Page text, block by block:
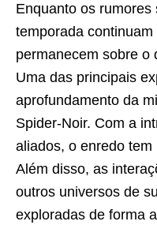
Enquanto os
temporada
permanecem sobre o
Uma das principais
aprofundamento da
Spider-Noir. Com a
aliados, o enredo
Além disso, as
outros universos de
exploradas de forma